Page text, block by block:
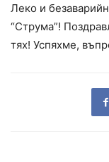
Леко и
“Струма”!
тях! Успяхме,